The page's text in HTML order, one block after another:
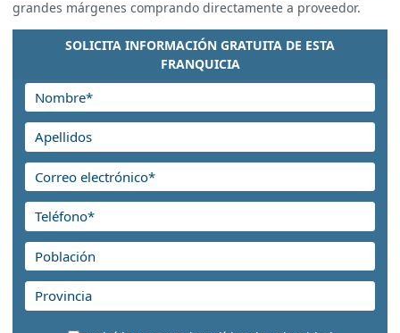
ganar grandes márgenes comprando directamente a
proveedor.
SOLICITA INFORMACIÓN GRATUITA DE ESTA
FRANQUICIA